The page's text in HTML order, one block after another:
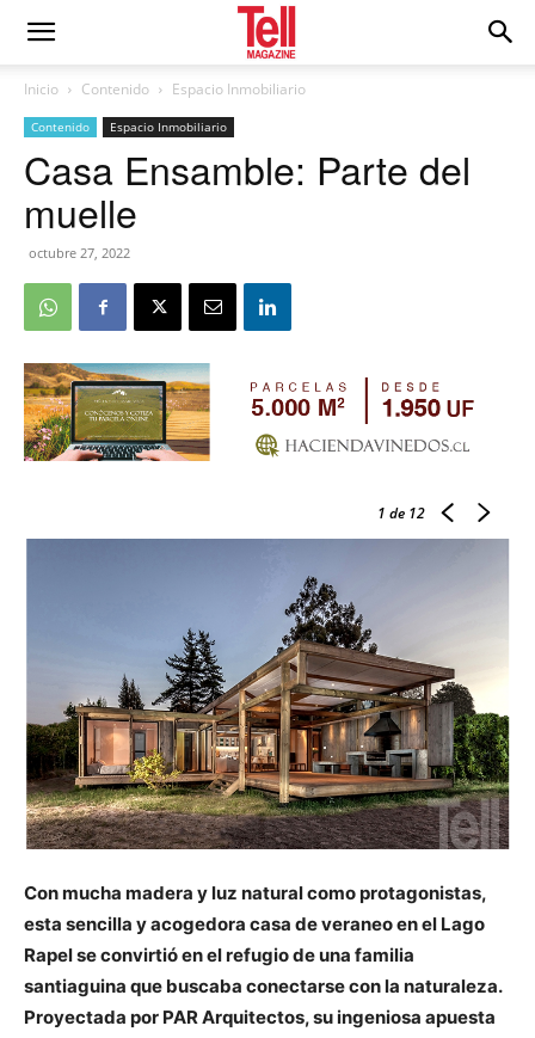
Inicio Contenido Espacio Inmobiliario
Contenido Espacio Inmobiliario
Casa Ensamble: Parte del
muelle
octubre 27, 2022
1 de 12
Con mucha madera y luz natural como protagonistas,
esta sencilla y acogedora casa de veraneo en el Lago
Rapel se convirtió en el refugio de una familia
santiaguina que buscaba conectarse con la naturaleza.
Proyectada por PAR Arquitectos, su ingeniosa apuesta